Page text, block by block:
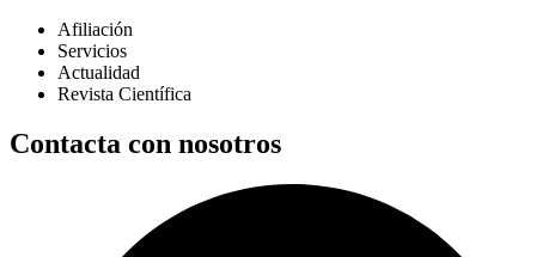
Afiliación
Servicios
Actualidad
Revista Científica
Contacta con nosotros